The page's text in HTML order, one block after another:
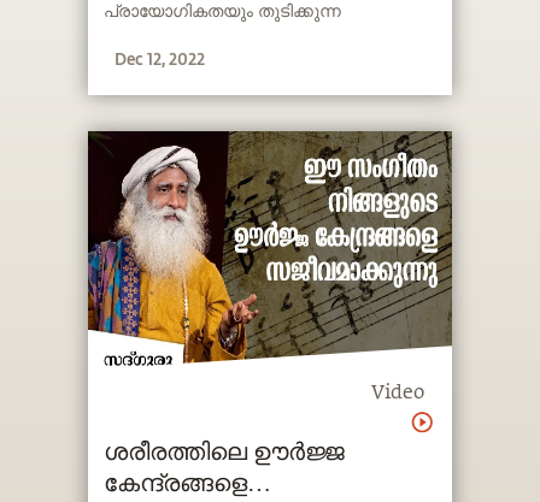
പ്രായോഗികതയും തുടിക്കുന്ന
കാലഘട്ടത്തില്‍ വളരെ പ്രസക്തമായ ഒരു
Dec 12, 2022
Video
ശരീരത്തിലെ ഊർജ്ജ
കേന്ദ്രങ്ങളെ